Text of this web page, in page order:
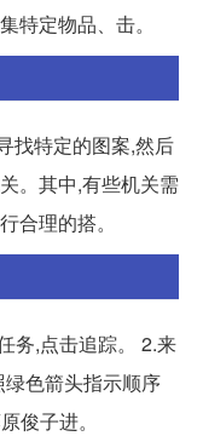
特定物品、击。
找特定的图案,然后
。其中,有些机关需
合理的搭。
务,点击追踪。 2.来
色箭头指示顺序
俊子进。